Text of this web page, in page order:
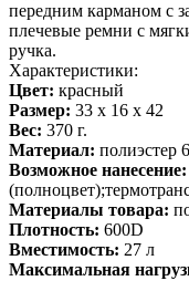
передним карманом с
плечевые ремни с
ручка.
Характеристики:
Цвет: красный
Размер: 33 х 16 х 42
Вес: 370 г.
Материал: полиэстер
Возможное нанесение:
Материалы товара:
Плотность: 600D
Вместимость: 27 л
Максимальная